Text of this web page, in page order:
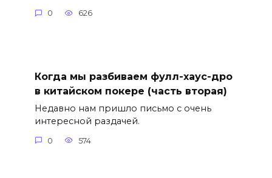
0 626
Когда мы разбиваем фулл-хаус-дро
в китайском покере (часть вторая)
Недавно нам пришло письмо с очень
интересной раздачей.
0 574